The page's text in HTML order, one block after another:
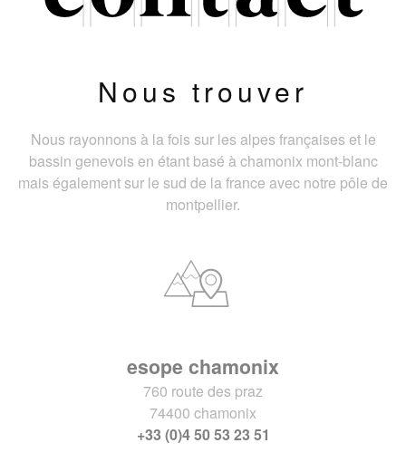
Nous trouver
Nous rayonnons à la fois sur les alpes françaises et le
bassin genevois en étant basé à chamonix mont-blanc
mais également sur le sud de la france avec notre pôle de
montpellier.
esope chamonix
760 route des praz
74400 chamonix
+33 (0)4 50 53 23 51